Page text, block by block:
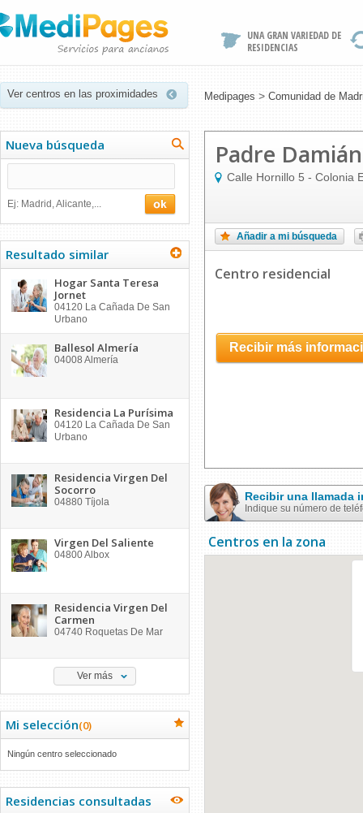
UNA GRAN VARIEDAD DE
RESIDENCIAS
Ver centros en las proximidades Medipages > Comunidad de
Nueva búsqueda
Ej: Madrid, Alicante,...
Resultado similar
Hogar Santa Teresa
Jornet
04120 La Cañada De San
Urbano
Ballesol Almería
04008 Almería
Residencia La Purísima
04120 La Cañada De San
Urbano
Residencia Virgen Del
Socorro
04880 Tíjola
Virgen Del Saliente
04800Albox
Residencia Virgen Del
Carmen
04740 Roquetas De Mar
Ver más
Mi selección(0)
Ningún centro seleccionado
Residencias consultadas
Padre
Calle Hornillo 5 - Colonia
Añadir a mi búsqueda
Centro residencial
Recibir más
Recibir una llamada
Indique su número de
Centros en la zona